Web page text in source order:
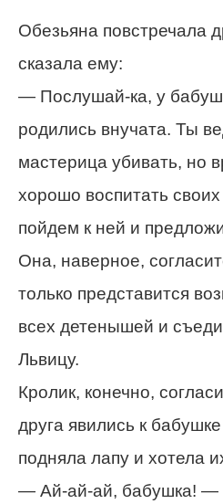
Обезьяна повстречала
сказала ему:
— Послушай-ка, у
родились внучата. Ты
мастерица убивать, но
хорошо воспитать
пойдем к ней и
Она, наверное,
только представится
всех детенышей и
Львицу.
Кролик, конечно,
друга явились к
подняла лапу и хотела
— Ай-ай-ай, бабушка! —